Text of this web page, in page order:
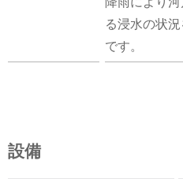
る浸水の状
です。
設備